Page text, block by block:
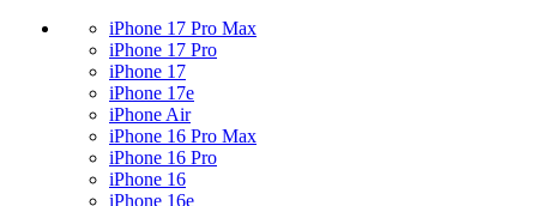
iPhone 17 Pro Max
iPhone 17 Pro
iPhone 17
iPhone 17e
iPhone Air
iPhone 16 Pro Max
iPhone 16 Pro
iPhone 16
iPhone 16e